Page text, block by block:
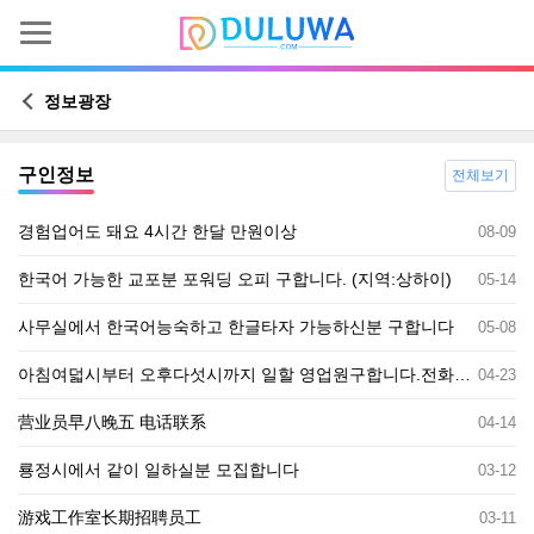
정보광장
구인정보
경험업어도 돼요 4시간 한달 만원이상 08-09
한국어 가능한 교포분 포워딩 오피 구합니다. (지역:상하이) 05-14
사무실에서 한국어능숙하고 한글타자 가능하신분 구합니다 05-08
04-23
营业员早八晚五 电话联系 04-14
룡정시에서 같이 일하실분 모집합니다 03-12
游戏工作室长期招聘员工 03-11
전체보기